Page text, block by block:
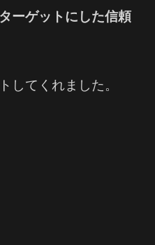
ーゲットにした信頼
してくれました。